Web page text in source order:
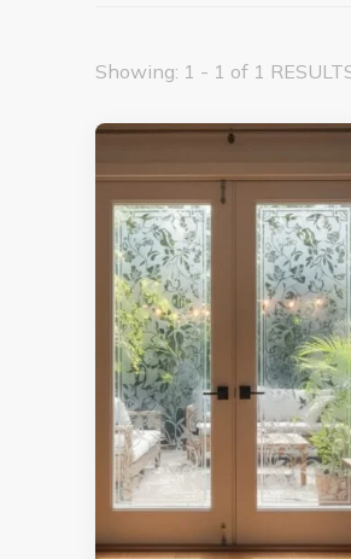
Showing: 1 - 1 of 1